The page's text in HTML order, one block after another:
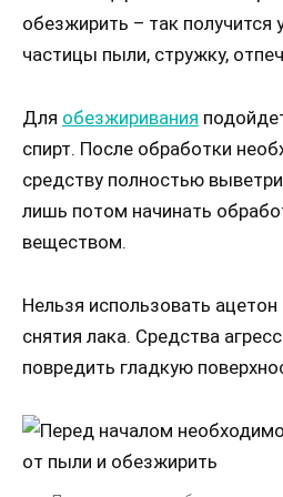
обезжирить – так получится
частицы пыли, стружку,
Для обезжиривания
спирт. После обработки
средству полностью
лишь потом начинать
веществом.
Нельзя использовать
снятия лака. Средства
повредить гладкую